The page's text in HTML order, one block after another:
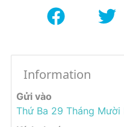
Information
Gửi vào
Thứ Ba 29 Tháng Mười